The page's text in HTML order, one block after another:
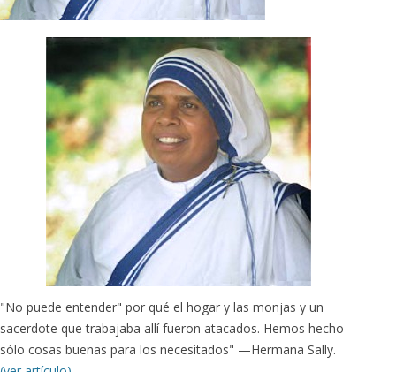
"No puede entender" por qué el hogar y las monjas y un
sacerdote que trabajaba allí fueron atacados. Hemos hecho
sólo cosas buenas para los necesitados" —Hermana Sally.